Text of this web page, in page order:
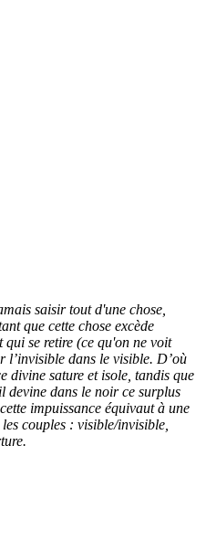
saisir tout d'une chose,
que cette chose excède
se retire (ce qu'on ne voit
dans le visible. D’où
divine sature et isole, tandis que
devine dans le noir ce surplus
impuissance équivaut à une
couples : visible/invisible,